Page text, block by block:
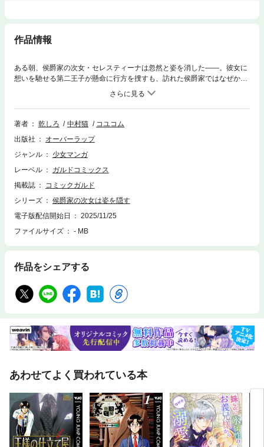
作品情報
ある朝、侯爵家の次女・セレスティーナは忽然と姿を消した――。彼女に
想いを馳せる第二王子が懸命に行方を捜すも、訪れた侯爵家ではなぜか次
女の存在だけが〝忘れられて〟いた。まるで次女が最初からいなかったか
のように家族が振る舞う中、セレスが国の運命をも左右する稀少な存在
『ウィンダリアの雪月花』であることが明らかになるのだが……。 彼女が
姿を隠した理由、そして、その胸に秘めた使命とは――。これは家族に忘
著者 乾しろ 中村猫
コユコム
出版社
オーバーラップ
ジャンル
少女マンガ
レーベル
ガルドコミックス
掲載誌
コミックガルド
シリーズ
侯爵家の次女は姿を隠す
電子版配信開始日
2025/11/25
ファイルサイズ
- MB
作品をシェアする
あわせてよく買われている本